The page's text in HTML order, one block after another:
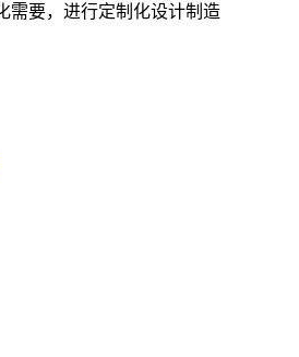
需要，进行定制化设计制造